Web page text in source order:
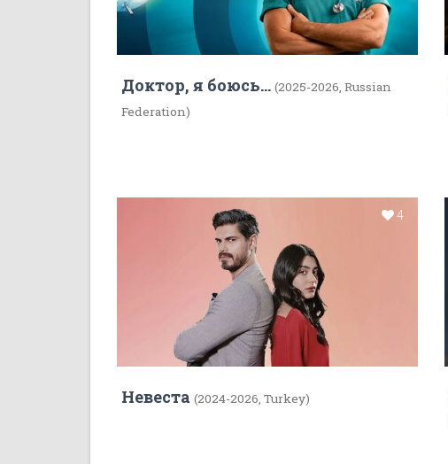
Доктор, я боюсь... (2025-2026, Russian
Federation)
4
Невеста (2024-2026, Turkey)